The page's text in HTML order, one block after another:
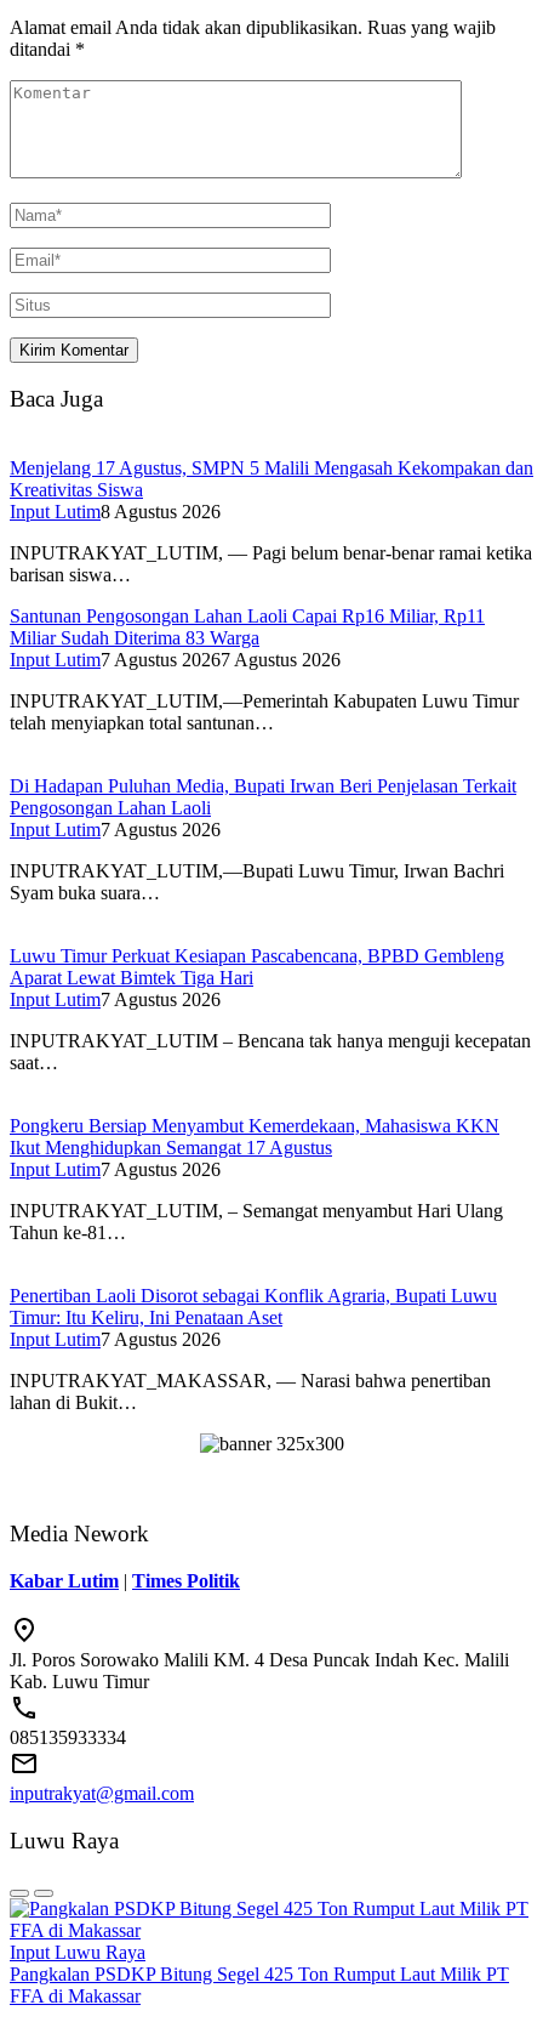
Alamat email Anda tidak akan dipublikasikan. Ruas yang wajib
ditandai *
Baca Juga
Menjelang 17 Agustus, SMPN 5 Malili Mengasah Kekompakan dan
Kreativitas Siswa
Input Lutim8 Agustus 2026
INPUTRAKYAT_LUTIM, — Pagi belum benar-benar ramai ketika
barisan siswa…
Santunan Pengosongan Lahan Laoli Capai Rp16 Miliar, Rp11
Miliar Sudah Diterima 83 Warga
Input Lutim7 Agustus 20267 Agustus 2026
INPUTRAKYAT_LUTIM,—Pemerintah Kabupaten Luwu Timur
telah menyiapkan total santunan…
Di Hadapan Puluhan Media, Bupati Irwan Beri Penjelasan Terkait
Pengosongan Lahan Laoli
Input Lutim7 Agustus 2026
INPUTRAKYAT_LUTIM,—Bupati Luwu Timur, Irwan Bachri
Syam buka suara…
Luwu Timur Perkuat Kesiapan Pascabencana, BPBD Gembleng
Aparat Lewat Bimtek Tiga Hari
Input Lutim7 Agustus 2026
INPUTRAKYAT_LUTIM – Bencana tak hanya menguji kecepatan
saat…
Pongkeru Bersiap Menyambut Kemerdekaan, Mahasiswa KKN
Ikut Menghidupkan Semangat 17 Agustus
Input Lutim7 Agustus 2026
INPUTRAKYAT_LUTIM, – Semangat menyambut Hari Ulang
Tahun ke-81…
Penertiban Laoli Disorot sebagai Konflik Agraria, Bupati Luwu
Timur: Itu Keliru, Ini Penataan Aset
Input Lutim7 Agustus 2026
INPUTRAKYAT_MAKASSAR, — Narasi bahwa penertiban
lahan di Bukit…
Media Nework
Kabar Lutim | Times Politik
Jl. Poros Sorowako Malili KM. 4 Desa Puncak Indah Kec. Malili
Kab. Luwu Timur
085135933334
inputrakyat@gmail.com
Luwu Raya
Input Luwu Raya
Pangkalan PSDKP Bitung Segel 425 Ton Rumput Laut Milik PT
FFA di Makassar